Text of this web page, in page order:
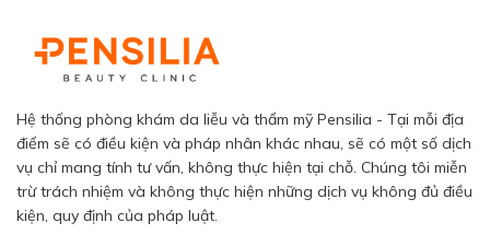
Hệ thống phòng khám da liễu và thẩm mỹ Pensilia - Tại mỗi địa
điểm sẽ có điều kiện và pháp nhân khác nhau, sẽ có một số dịch
vụ chỉ mang tính tư vấn, không thực hiện tại chỗ. Chúng tôi miễn
trừ trách nhiệm và không thực hiện những dịch vụ không đủ điều
kiện, quy định của pháp luật.